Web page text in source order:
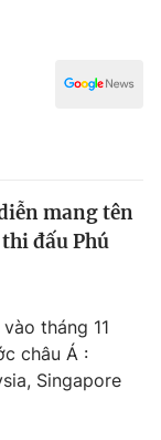
mang tên
đấu Phú
tháng 11
châu Á :
Singapore